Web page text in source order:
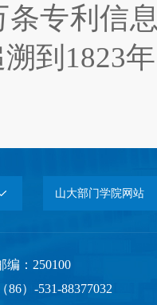
条专利信
到 1823
山大部门学院网站
编：250100
86）-531-88377032